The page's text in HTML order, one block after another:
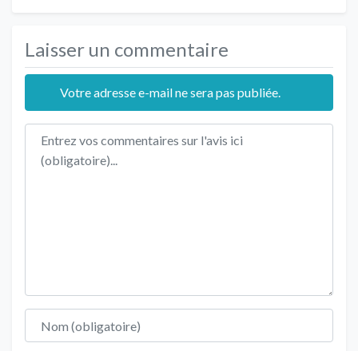
Laisser un commentaire
Votre adresse e-mail ne sera pas publiée.
Texte de l'avis
Nom